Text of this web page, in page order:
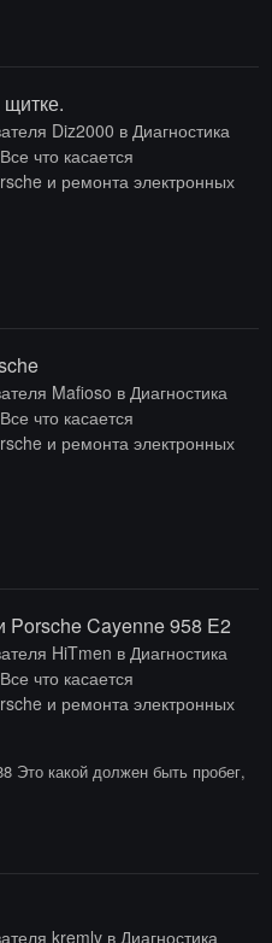
Diz2000 в Диагностика
что касается
и ремонта электронных
Mafioso в Диагностика
что касается
и ремонта электронных
Porsche Cayenne 958 E2
HiTmen в Диагностика
что касается
и ремонта электронных
Это какой должен быть пробег,
kremly в Диагностика